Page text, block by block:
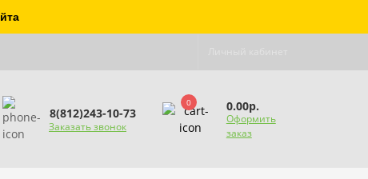
8(812)243-10-73
Заказать звонок
0 0.00р.
Оформить
заказ